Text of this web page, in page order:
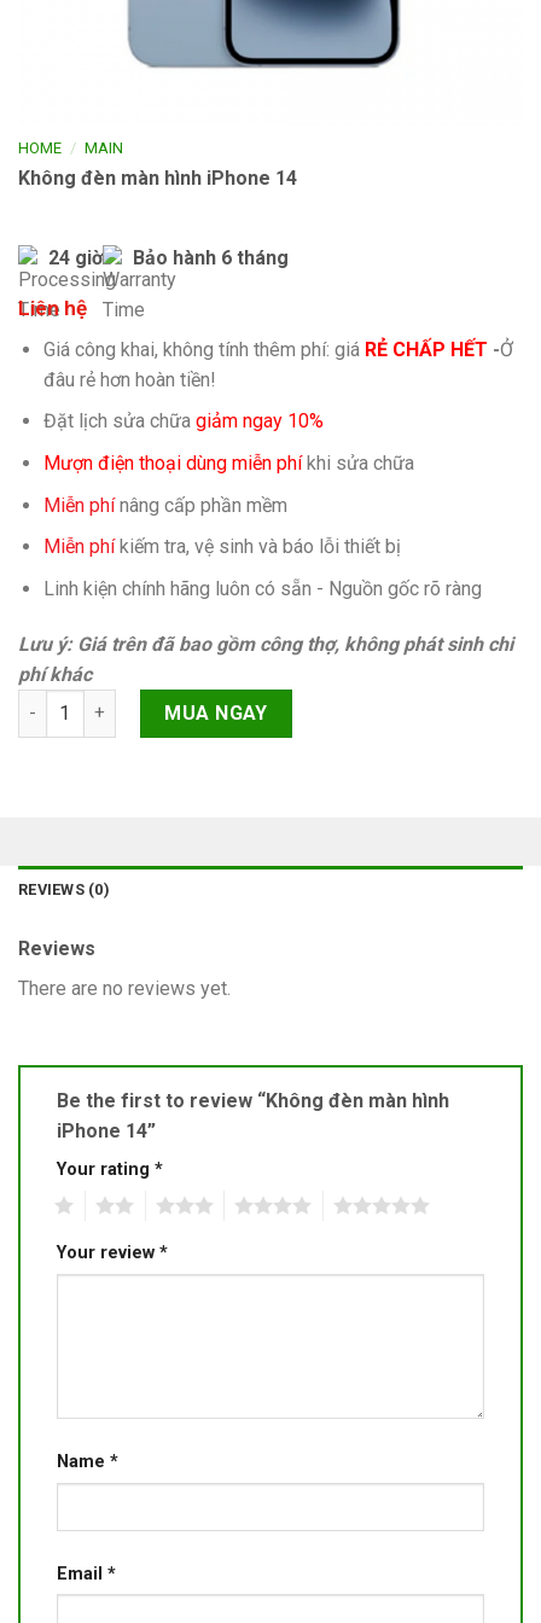
HOME / MAIN
Không đèn màn hình iPhone 14
24 giờ Bảo hành 6 tháng
Liên hệ
Giá công khai, không tính thêm phí: giá RẺ CHẤP HẾT -Ở
đâu rẻ hơn hoàn tiền!
Đặt lịch sửa chữa giảm ngay 10%
Mượn điện thoại dùng miễn phíkhi sửa chữa
Miễn phínâng cấp phần mềm
Miễn phíkiếm tra, vệ sinh và báo lỗi thiết bị
Linh kiện chính hãng luôn có sẵn - Nguồn gốc rõ ràng
Lưu ý: Giá trên đã bao gồm công thợ, không phát sinh chi
phí khác
Không đèn màn hình iPhone 14 quantity
MUA NGAY
REVIEWS (0)
Reviews
There are no reviews yet.
Be the first to review “Không đèn màn hình
iPhone 14”
Your rating *
Your review *
Name *
Email *